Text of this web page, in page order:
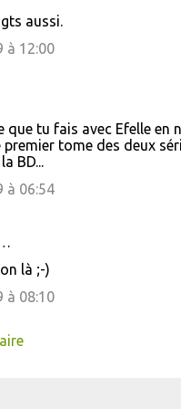
aussi.
à 12:00
que tu fais avec Efelle en
tome des deux
BD...
à 06:54
là ;-)
à 08:10